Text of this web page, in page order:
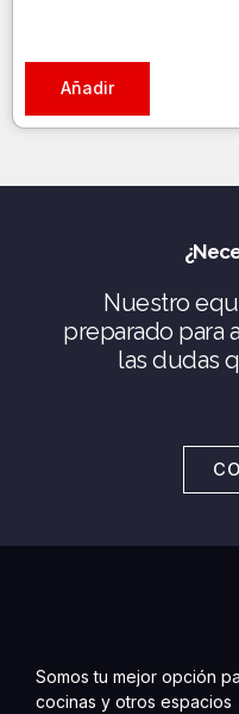
Añadir
Nuestro
preparado para
las dudas
Somos tu mejor opción
cocinas y otros espacios